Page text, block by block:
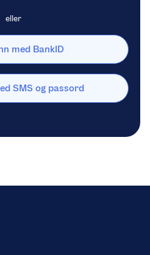
eller
med BankID
SMS og passord